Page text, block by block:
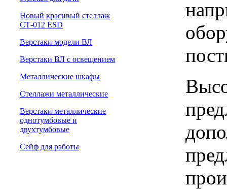
Новый красивый стеллаж
СТ-012 ESD
Верстаки модели ВЛ
Верстаки ВЛ с освещением
Металлические шкафы
Стеллажи металлические
Верстаки металлические
однотумбовые и
двухтумбовые
Сейф для работы